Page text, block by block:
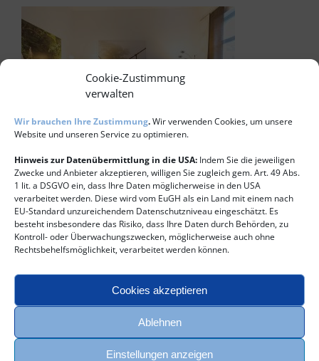
Cookie-Zustimmung
verwalten
Wir brauchen Ihre Zustimmung.Wir verwenden Cookies, um unsere
Website und unseren Service zu optimieren.
Hinweis zur Datenübermittlung in die USA: Indem Sie die jeweiligen
Zwecke und Anbieter akzeptieren, willigen Sie zugleich gem. Art. 49 Abs.
1 lit. a DSGVO ein, dass Ihre Daten möglicherweise in den USA
verarbeitet werden. Diese wird vom EuGH als ein Land mit einem nach
EU-Standard unzureichendem Datenschutzniveau eingeschätzt. Es
besteht insbesondere das Risiko, dass Ihre Daten durch Behörden, zu
Kontroll- oder Überwachungszwecken, möglicherweise auch ohne
Rechtsbehelfsmöglichkeit, verarbeitet werden können.
Cookies akzeptieren
Ablehnen
Einstellungen anzeigen
Vonoliver_b | Oktober 21st, 2016 | Kommentare deaktiviertfür
Share This Story, Choose Your Platform!
Über den Autor: oliver_b